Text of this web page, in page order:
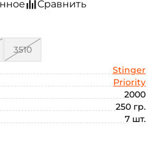
3510
Stinger
Priority
2000
250 гр.
7 шт.